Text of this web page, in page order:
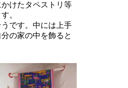
けたタペストリ等
。
です。中には上手
の家の中を飾ると